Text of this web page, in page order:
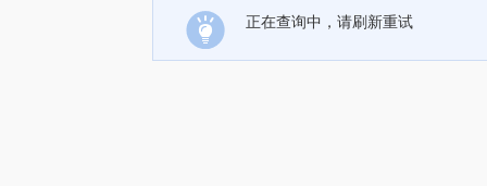
正在查询中，请刷新重试